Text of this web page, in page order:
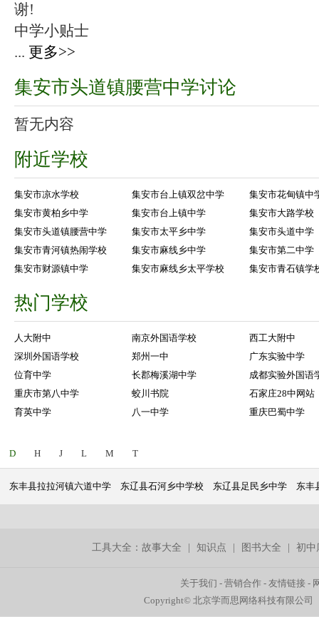
谢!
中学小贴士
... 更多>>
集安市头道镇腰营中学讨论
暂无内容
附近学校
集安市凉水学校 集安市台上镇双岔中学
集安市花甸镇中
集安市黄柏乡中学
集安市台上镇中学
集安市大路学校
集安市头道镇腰营中学
集安市太平乡中学
集安市头道中学
集安市青河镇热闹学校
集安市麻线乡中学
集安市第二中学
集安市财源镇中学
集安市麻线乡太平学校 集安市青石镇学
热门学校
人大附中 南京外国语学校
西工大附中
深圳外国语学校
郑州一中
广东实验中学
位育中学
长郡梅溪湖中学
成都实验外国语
重庆市第八中学
蛟川书院
石家庄28中网站
育英中学
八一中学 重庆巴蜀中学
D H J L M T
东丰县拉拉河镇六道中学 东辽县石河乡中学校 东辽县足民乡中学 东丰
工具大全：故事大全 |知识点 图书大全 |初中
关于我们 -营销合作 -友情链接 -
Copyright© 北京学而思网络科技有限公司